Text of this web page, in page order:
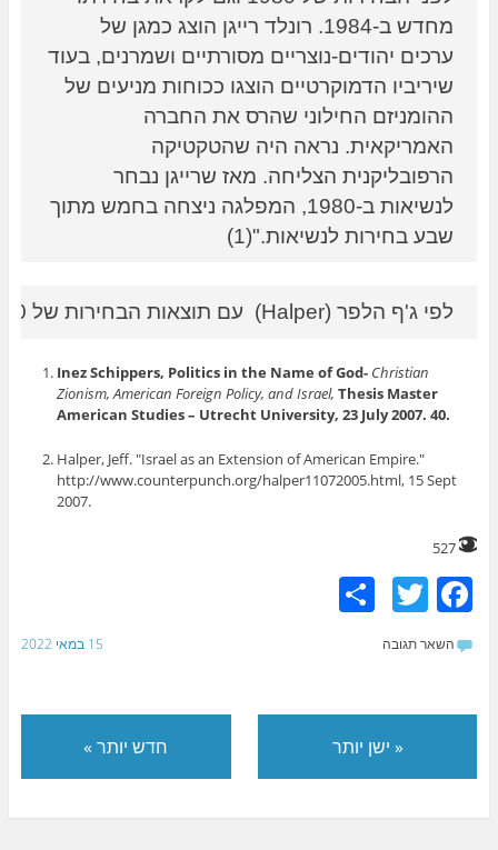
שבע בחירות לנשיאות."(1)
לפי ג'ף הלפר (Halper)  עם תוצאות הבחירות של 1980, 'לא רק ללובי היהודי הציוני היתה ​​דלת פתוחה בבית הלבן, אלא גם לציונים הנוצרים, כולל התובע הכללי אד מייז, מזכיר המדינה ההגנה קספר ויינברגר, שר הפנים ג'יימס וואט, ואכן גם לרייגן עצמו, השיגו לעצמם הנוצרים הציוניים לראשונה כוח פוליטי". הוא גם מוסיף ש:'הדמויות המובילות של התנועה הציונית הנוצרית, לינדזי, רוברטסון ופלוול זכו לגישה רשמית למנהיגים פוליטיים ולקובעי מדיניות אמריקאים כשהוזמנו ב-1982 על ידי הנשיא רייגן לתת תדרוך למועצה לביטחון לאומי' המעידים על החיבור הפוליטי.(2)
Inez Schippers, Politics in the Name of God- Christian
Zionism, American Foreign Policy, and Israel,Thesis Master
American Studies – Utrecht University,23 July 2007. 40.
Halper, Jeff. "Israel as an Extension of American Empire."
http://www.counterpunch.org/halper11072005.html, 15 Sept
2007.
527
F
a
c
o
o
T
w
itt
S
15 במאי 2022 השאר תגובה
« ישן יותר חדש יותר »